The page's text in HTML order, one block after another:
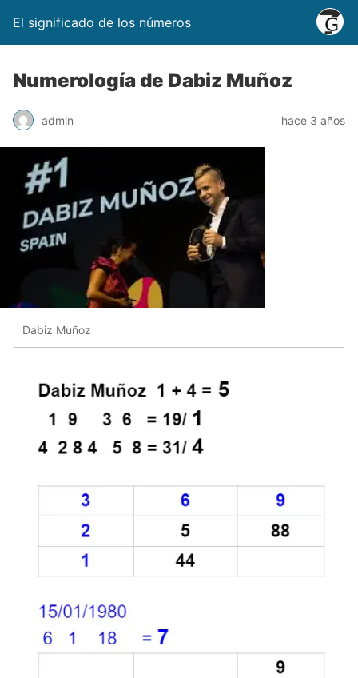
El significado de los números
Numerología de Dabiz Muñoz
admin hace 3 años
Dabiz Muñoz